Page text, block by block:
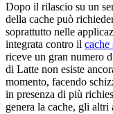
Dopo il rilascio su un
della cache può
soprattutto nelle
integrata contro il cache
riceve un gran numero
di Latte non esiste
momento, facendo
in presenza di più
genera la cache, gli altri